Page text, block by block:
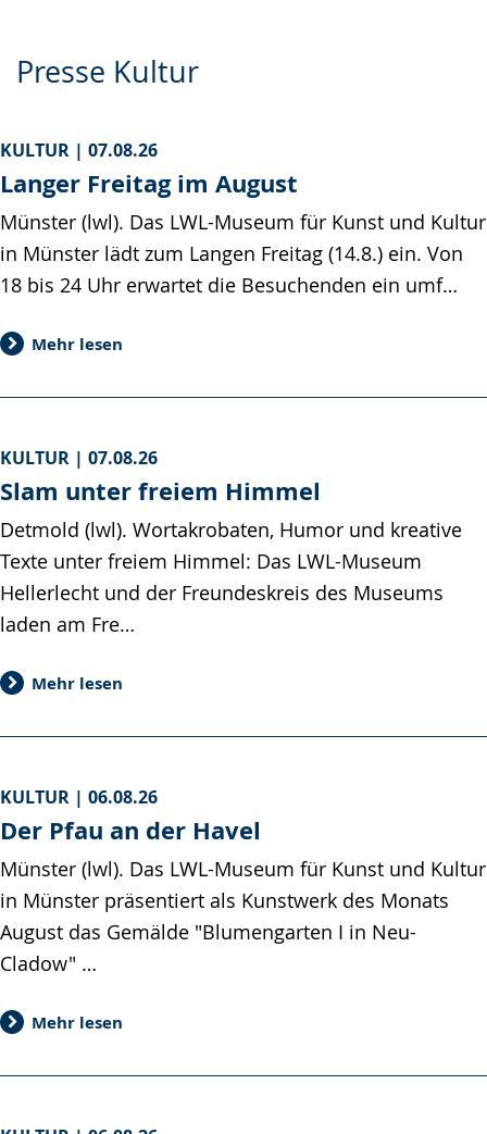
Presse Kultur
KULTUR | 07.08.26
Langer Freitag im August
Münster (lwl). Das LWL-Museum für Kunst und Kultur
in Münster lädt zum Langen Freitag (14.8.) ein. Von
18 bis 24 Uhr erwartet die Besuchenden ein umf…
Mehr lesen
KULTUR | 07.08.26
Slam unter freiem Himmel
Detmold (lwl). Wortakrobaten, Humor und kreative
Texte unter freiem Himmel: Das LWL-Museum
Hellerlecht und der Freundeskreis des Museums
laden am Fre…
Mehr lesen
KULTUR | 06.08.26
Der Pfau an der Havel
Münster (lwl). Das LWL-Museum für Kunst und Kultur
in Münster präsentiert als Kunstwerk des Monats
August das Gemälde "Blumengarten I in Neu-
Cladow" …
Mehr lesen